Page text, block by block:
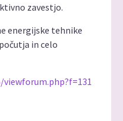
zavestjo.
energijske tehnike
in celo